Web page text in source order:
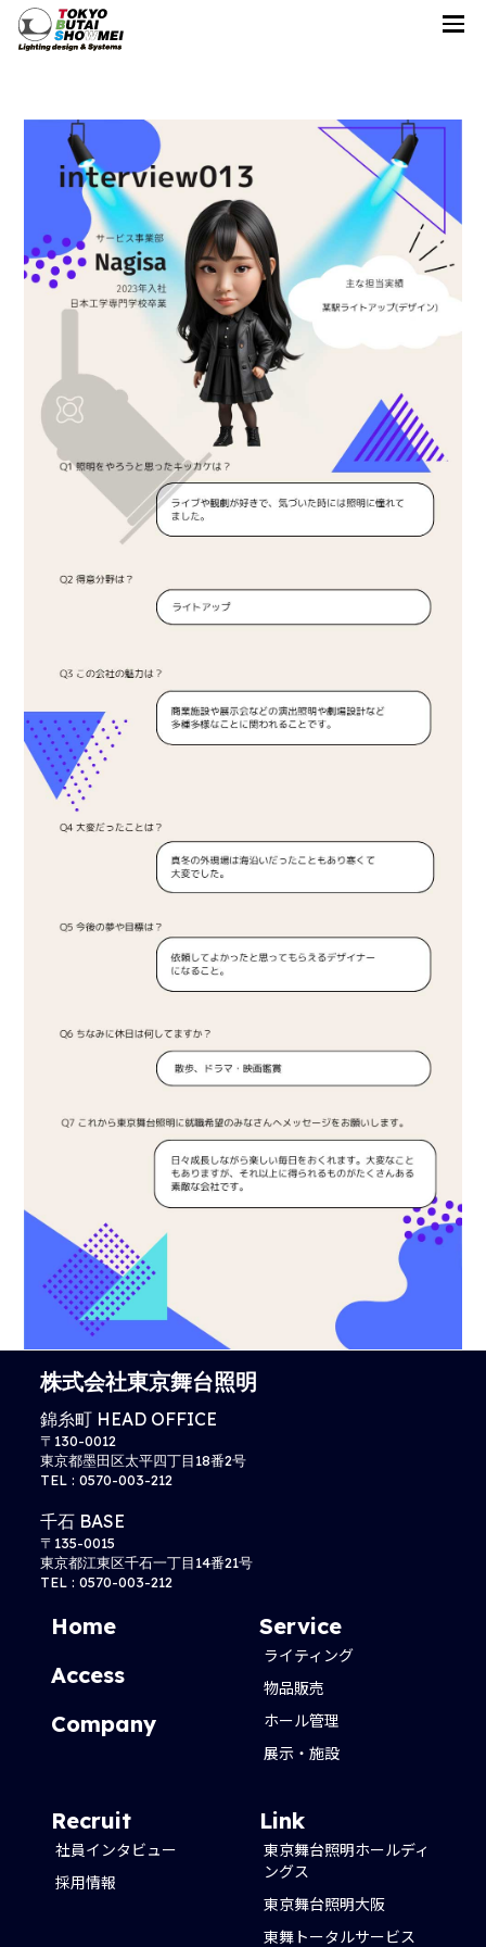
株式会社東京舞台照明
錦糸町 HEAD OFFICE
〒130-0012
東京都墨田区太平四丁目18番2号
TEL : 0570-003-212
千石 BASE
〒135-0015
東京都江東区千石一丁目14番21号
TEL : 0570-003-212
Home
Access
Company
Service
ライティング
物品販売
ホール管理
展示・施設
Recruit
社員インタビュー
採用情報
Link
東京舞台照明ホールディ
ングス
東京舞台照明大阪
東舞トータルサービス